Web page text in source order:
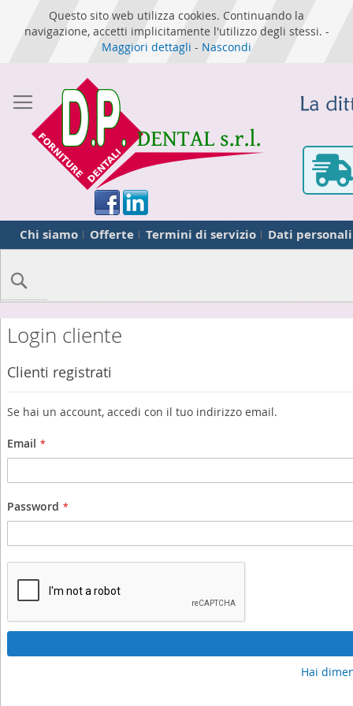
Questo sito web utilizza cookies. Continuando la
navigazione, accetti implicitamente l'utilizzo degli stessi. -
Maggiori dettagli - Nascondi
Chi siamo Offerte Termini di servizio Dati personali
Login cliente
Clienti registrati
Se hai un account, accedi con il tuo indirizzo email.
Email
Password
Hai